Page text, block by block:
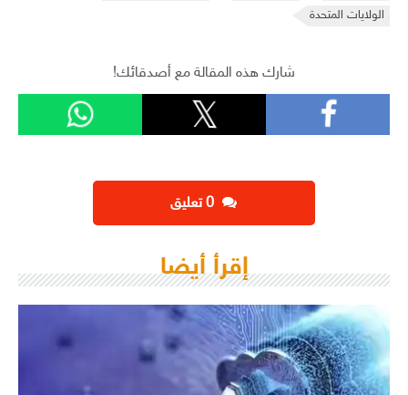
الولايات المتحدة
شارك هذه المقالة مع أصدقائك!
إقرأ أيضا